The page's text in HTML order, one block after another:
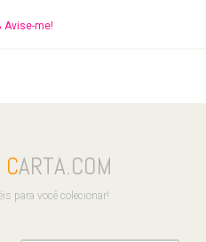
Avise-me!
CARTA.COM
para você colecionar!